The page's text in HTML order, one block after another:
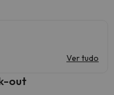
Ver tudo
out